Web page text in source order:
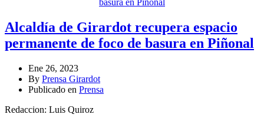
Alcaldía de Girardot recupera espacio
permanente de foco de basura en Piñonal
Ene 26, 2023
By Prensa Girardot
Publicado en Prensa
Redaccion: Luis Quiroz